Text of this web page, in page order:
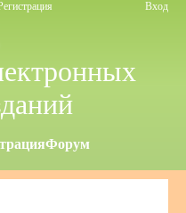
Вход
Форум